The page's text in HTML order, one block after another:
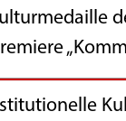
und